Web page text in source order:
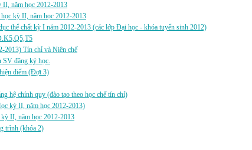
II, năm học 2012-2013
kỳ II, năm học 2012-2013
thể chất kỳ I năm 2012-2013 (các lớp Đại học - khóa tuyển sinh 2012)
2013) Tín chỉ và Niên chế
SV đăng ký học.
điểm (Đợt 3)
hệ chính quy (đào tạo theo học chế tín chỉ)
kỳ II, năm học 2012-2013)
II, năm học 2012-2013
trình (khóa 2)